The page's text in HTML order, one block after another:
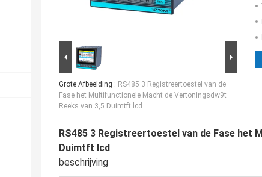
Grote Afbeelding : RS485 3 Registreertoestel van de
Fase het Multifunctionele Macht de Vertoningsdw9t
Reeks van 3,5 Duimtft lcd
RS485 3 Registreertoestel van de Fase het
Duimtft lcd
beschrijving